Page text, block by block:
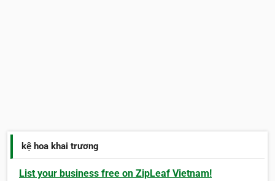
kệ hoa khai trương
List your business free on ZipLeaf Vietnam!